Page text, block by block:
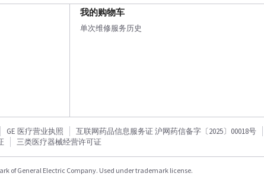
我的购物车
单次维修服务历史
GE 医疗营业执照 互联网药品信息服务证 沪网药信备字〔2025〕00018号
三类医疗器械经营许可证
of General Electric Company. Used under trademark license.